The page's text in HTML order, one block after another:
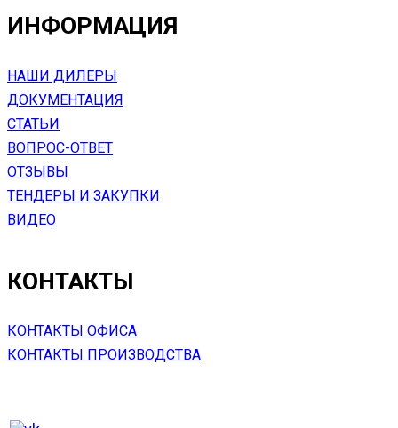
ИНФОРМАЦИЯ
НАШИ ДИЛЕРЫ
ДОКУМЕНТАЦИЯ
СТАТЬИ
ВОПРОС-ОТВЕТ
ОТЗЫВЫ
ТЕНДЕРЫ И ЗАКУПКИ
ВИДЕО
КОНТАКТЫ
КОНТАКТЫ ОФИСА
КОНТАКТЫ ПРОИЗВОДСТВА